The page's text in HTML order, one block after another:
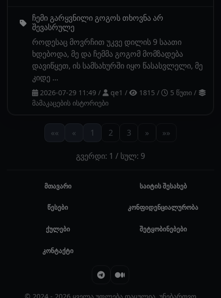
ჩემი გარყვნილი გოგოს თხოვნა არ
შევასრულე
როდესაც მოვრჩით უკვე დილის 9 საათი
ხდებოდა, მე და ჩემმა გოგომ მომზადება
დავიწყეთ, ის სამსახურში იყო წასასვლელი, მე
კიდე ...
2026-07-29 11:49 / qe1 / 1815 / 5 წუთი /
მამაკაცების ისტორიები
«« « 1 2 3 » »»
გვერდი: 1 / სულ: 9
მთავარი საიტის შესახებ
წესები კონფიდენციალურობა
ქულები შეტყობინებები
კონტაქტი
© 2024 - 2026 ყველა უფლება დაცულია. უნებართვო